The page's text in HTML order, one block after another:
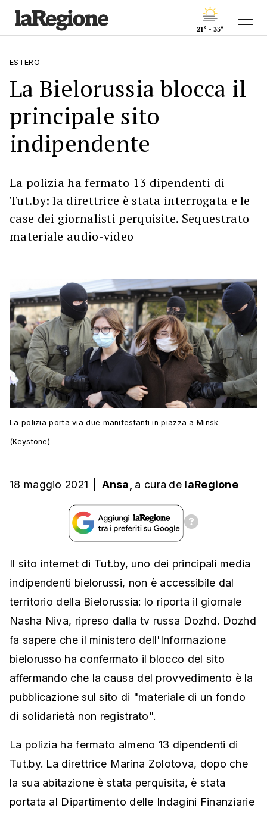
21° - 33°
ESTERO
La Bielorussia blocca il
principale sito
indipendente
La polizia ha fermato 13 dipendenti di
Tut.by: la direttrice è stata interrogata e le
case dei giornalisti perquisite. Sequestrato
materiale audio-video
La polizia porta via due manifestanti in piazza a Minsk
(Keystone)
18 maggio 2021 Ansa, a cura de laRegione
Il sito internet di Tut.by, uno dei principali media
indipendenti bielorussi, non è accessibile dal
territorio della Bielorussia: lo riporta il giornale
Nasha Niva, ripreso dalla tv russa Dozhd. Dozhd
fa sapere che il ministero dell'Informazione
bielorusso ha confermato il blocco del sito
affermando che la causa del provvedimento è la
pubblicazione sul sito di "materiale di un fondo
di solidarietà non registrato".
La polizia ha fermato almeno 13 dipendenti di
Tut.by. La direttrice Marina Zolotova, dopo che
la sua abitazione è stata perquisita, è stata
portata al Dipartimento delle Indagini Finanziarie